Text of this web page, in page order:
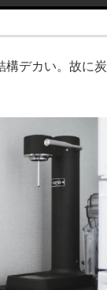
構デカい。故に